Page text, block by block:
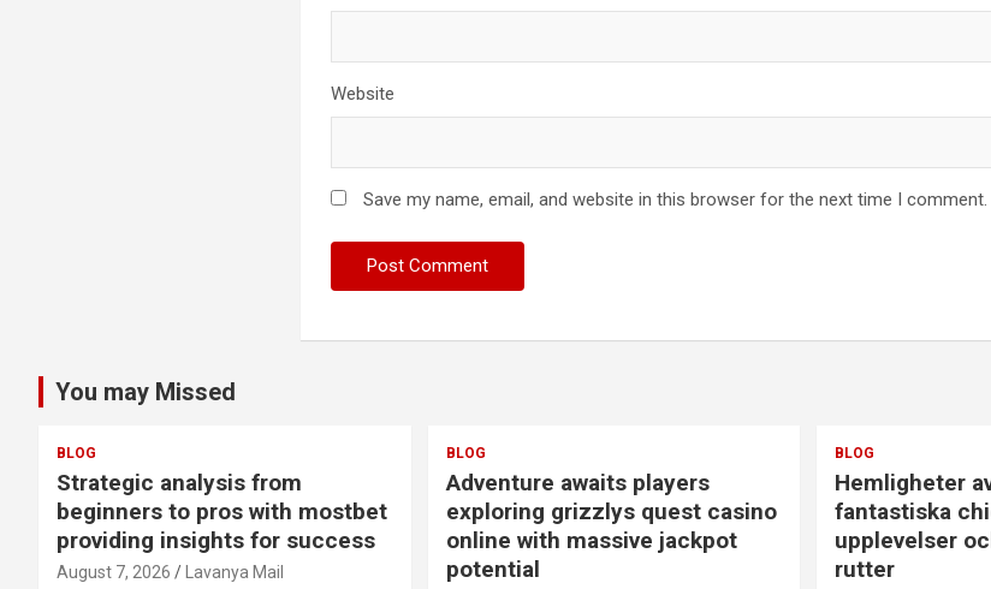
Website
Save my name, email, and website in this browser for the next time I comment.
You may Missed
BLOG
Strategic analysis from
beginners to pros with mostbet
providing insights for success
August 7, 2026 Lavanya Mail
BLOG
Adventure awaits players
exploring grizzlys quest casino
online with massive jackpot
potential
BLOG
Hemligheter
fantastiska
upplevelser
rutter